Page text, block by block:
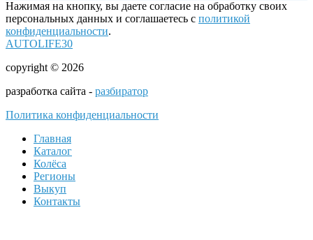
Нажимая на кнопку, вы даете согласие на обработку своих
персональных данных и соглашаетесь с политикой
конфиденциальности.
AUTOLIFE30
copyright © 2026
разработка сайта - разбиратор
Политика конфиденциальности
Главная
Каталог
Колёса
Регионы
Выкуп
Контакты